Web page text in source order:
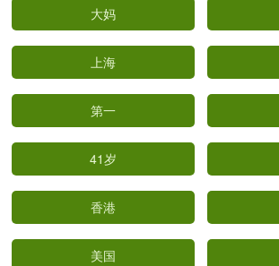
大妈
上海
第一
41岁
香港
美国